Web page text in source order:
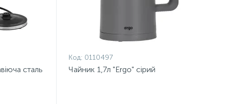
сталь
Код: 0110497
Чайник 1,7л "Ergo" сірий